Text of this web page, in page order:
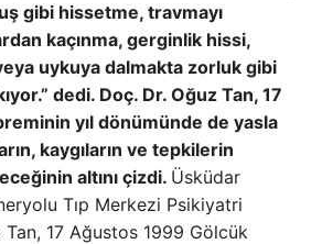
gibi hissetme, travmayı
kaçınma, gerginlik hissi,
uykuya dalmakta zorluk gibi
dedi. Doç. Dr. Oğuz Tan, 17
yıl dönümünde de yasla
kaygıların ve tepkilerin
altını çizdi. Üsküdar
Tıp Merkezi Psikiyatri
Tan, 17 Ağustos 1999 Gölcük